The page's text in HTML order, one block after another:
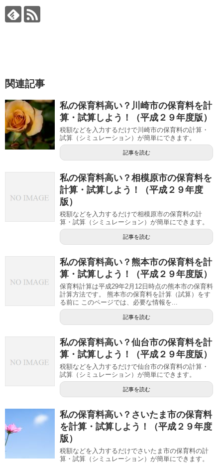
関連記事
私の保育料高い？川崎市の保育料を計
算・試算しよう！（平成２９年度版）
税額などを入力するだけで川崎市の保育料の計算・
試算（シミュレーション）が簡単にできます。
記事を読む
私の保育料高い？相模原市の保育料を
計算・試算しよう！（平成２９年度
版）
税額などを入力するだけで相模原市の保育料の計
算・試算（シミュレーション）が簡単にできます。
記事を読む
私の保育料高い？熊本市の保育料を計
算・試算しよう！（平成２９年度版）
保育料計算は平成29年2月12日時点の熊本市の保育料
計算方法です。 熊本市の保育料を計算（試算）をす
る前に このページでは、必要な情報を...
記事を読む
私の保育料高い？仙台市の保育料を計
算・試算しよう！（平成２９年度版）
税額などを入力するだけで仙台市の保育料の計算・
試算（シミュレーション）が簡単にできます。
記事を読む
私の保育料高い？さいたま市の保育料
を計算・試算しよう！（平成２９年度
版）
税額などを入力するだけでさいたま市の保育料の計
算・試算（シミュレーション）が簡単にできます。